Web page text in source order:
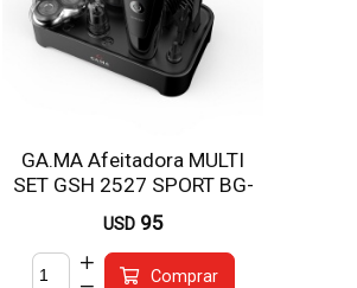
GA.MA Afeitadora MULTI
SET GSH 2527 SPORT BG-
HF WET-DRY UY
USD 95
Comprar